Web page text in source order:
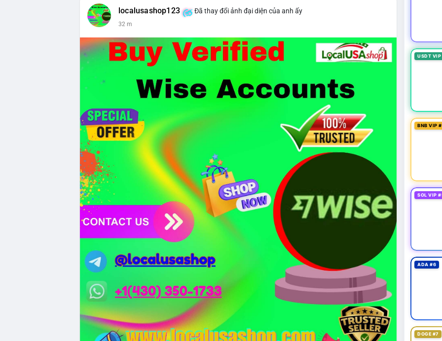
📰 Nguồn: CoinDesk
localusashop123 Đã thay đổi ảnh đại diện của anh ấy
32 m
USDT
BNB VIP
SOL VIP
ADA #6
DOGE #7